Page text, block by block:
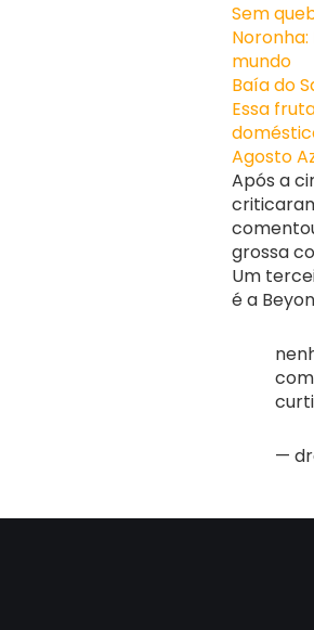
Sem
mundo
Baía do
Essa
Agosto
Após a
grossa
Um
é a
—